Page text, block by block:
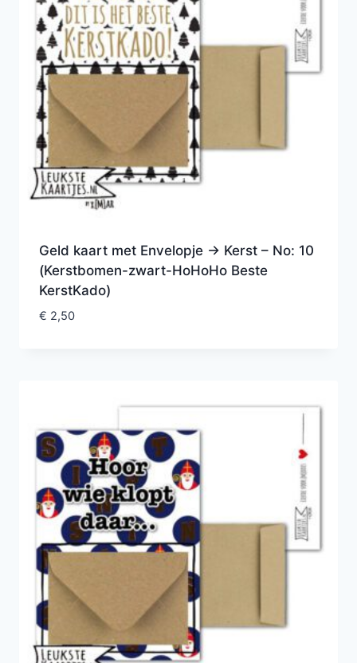
Geld kaart met Envelopje -> Kerst – No: 10
(Kerstbomen-zwart-HoHoHo Beste
KerstKado)
€ 2,50